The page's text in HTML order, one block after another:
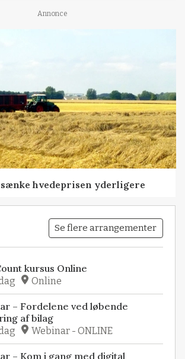
Annonce
hvedeprisen yderligere
Se flere arrangementer
kursus Online
Online
– Fordelene ved løbende
af bilag
Webinar - ONLINE
– Kom i gang med digital